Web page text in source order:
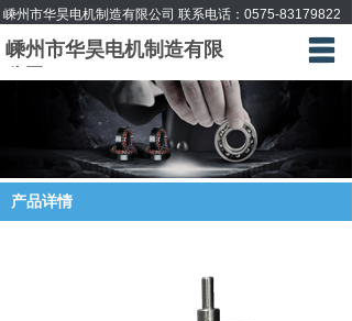
嵊州市华昊电机制造有限公司 联系电话： 0575-83179822
嵊州市华昊电机制造有限
公司
产品中心
公司档案
给我留言
产品详情